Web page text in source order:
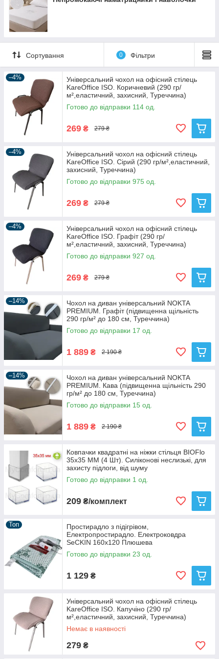
Сортування 0 Фільтри
–4%
Універсальний чохол на офісний стілець
KareOffice ISO. Коричневий (290 гр/
м²,еластичний, захисний, Туреччина)
Готово до відправки 114 од.
269 ₴ 279 ₴
–4%
Універсальний чохол на офісний стілець
KareOffice ISO. Сірий (290 гр/м²,еластичний,
захисний, Туреччина)
Готово до відправки 975 од.
269 ₴ 279 ₴
–4%
Універсальний чохол на офісний стілець
KareOffice ISO. Графіт (290 гр/
м²,еластичний, захисний, Туреччина)
Готово до відправки 927 од.
269 ₴ 279 ₴
–14%
Чохол на диван універсальний NOKTA
PREMIUM. Графіт (підвищенна щільність
290 гр/м² до 180 см, Туреччина)
Готово до відправки 17 од.
1 889 ₴ 2 190 ₴
–14%
Чохол на диван універсальний NOKTA
PREMIUM. Кава (підвищенна щільність 290
гр/м² до 180 см, Туреччина)
Готово до відправки 15 од.
1 889 ₴ 2 190 ₴
Ковпачки квадратні на ніжки стільця BIOFlo
35х35 ММ (4 Шт). Силіконові неслизькі, для
захисту підлоги, від шуму
Готово до відправки 1 од.
209 ₴/комплект
Топ
Простирадло з підігрівом,
Електропростирадло. Електроковдра
SeCKIN 160х120 Плюшева
Готово до відправки 23 од.
1 129 ₴
Універсальний чохол на офісний стілець
KareOffice ISO. Капучіно (290 гр/
м²,еластичний, захисний, Туреччина)
Немає в наявності
279 ₴